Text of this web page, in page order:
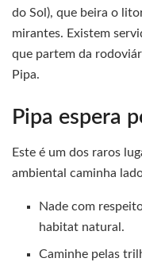
do Sol), que beira o
mirantes. Existem
que partem da
Pipa.
Pipa espera
Este é um dos raros
ambiental caminha
Nade com
habitat natural.
Caminhe pelas